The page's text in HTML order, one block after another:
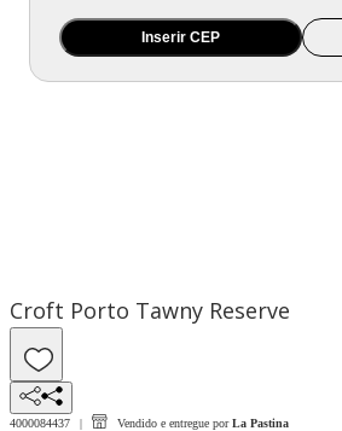
Inserir CEP
Croft Porto Tawny Reserve
4000084437 Vendido e entregue por La Pastina